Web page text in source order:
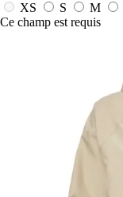
XS
S M
Ce champ est requis